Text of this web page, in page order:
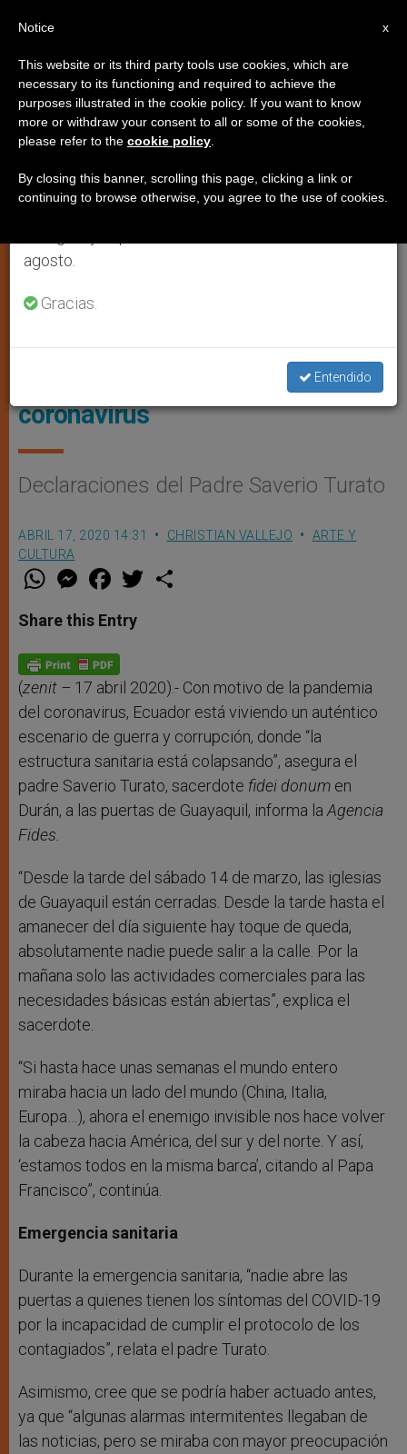
ARTE Y CULTURA
Ecuador: “La estructura sanitaria
coronavirus
Declaraciones del Padre Saverio Turato
ABRIL 17, 2020 14:31 CHRISTIAN VALLEJO
ARTE Y
CULTURA
W
t
s
p
p
M
e
s
e
g
e
r
F
a
e
b
o
k
w
Share this Entry
(zenit – 17 abril 2020).- Con motivo de la pandemia
del coronavirus, Ecuador está viviendo un auténtico
escenario de guerra y corrupción, donde “la
estructura sanitaria está colapsando”, asegura el
padre Saverio Turato, sacerdote fidei donum en
Durán, a las puertas de Guayaquil, informa la Agencia
Fides.
“Desde la tarde del sábado 14 de marzo, las iglesias
de Guayaquil están cerradas. Desde la tarde hasta el
amanecer del día siguiente hay toque de queda,
absolutamente nadie puede salir a la calle. Por la
mañana solo las actividades comerciales para las
necesidades básicas están abiertas”, explica el
sacerdote.
“Si hasta hace unas semanas el mundo entero
miraba hacia un lado del mundo (China, Italia,
Europa…), ahora el enemigo invisible nos hace volver
la cabeza hacia América, del sur y del norte. Y así,
‘estamos todos en la misma barca’, citando al Papa
Francisco”, continúa.
Emergencia sanitaria
Durante la emergencia sanitaria, “nadie abre las
puertas a quienes tienen los síntomas del COVID-19
por la incapacidad de cumplir el protocolo de los
contagiados”, relata el padre Turato.
Asimismo, cree que se podría haber actuado antes,
ya que “algunas alarmas intermitentes llegaban de
las noticias, pero se miraba con mayor preocupación
×
Aviso importante
Del 27 de julio al 7 de agosto haremos la pausa
anual, aprovechando que en el periodo de verano
se generan menos informaciones y también el
agosto.
Gracias.
Entendido
x
Notice
This website or its third party tools use cookies, which are
necessary to its functioning and required to achieve the
purposes illustrated in the cookie policy. If you want to know
more or withdraw your consent to all or some of the cookies,
please refer to the cookie policy
By closing this banner, scrolling this page, clicking a link or
continuing to browse otherwise, you agree to the use of cookies.